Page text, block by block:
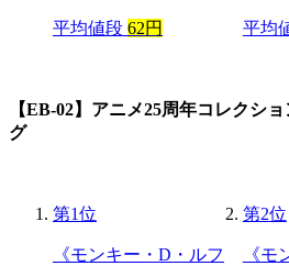
平均値段 62円 平均
【EB-02】アニメ25周年コレクショ
グ
第1位
《モンキー・D・ルフ
第2位
《モ